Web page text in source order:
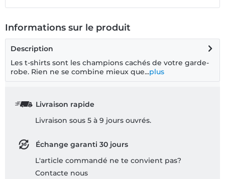
Informations sur le produit
Description
Les t-shirts sont les champions cachés de votre garde-
robe. Rien ne se combine mieux que...plus
Livraison rapide
Livraison sous 5 à 9 jours ouvrés.
Échange garanti 30 jours
L'article commandé ne te convient pas?
Contacte nous